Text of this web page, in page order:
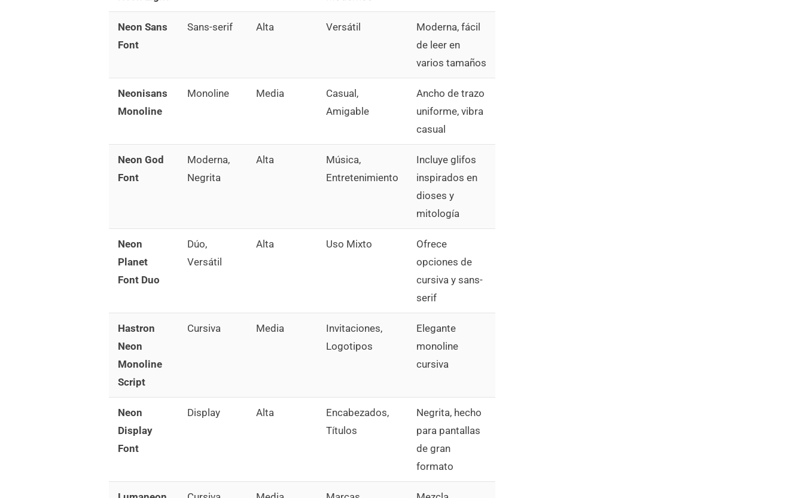
Neon Sans
Font
Sans-serif Alta Versátil
Moderna, fácil
de leer en
varios tamaños
Neonisans
Monoline
Monoline Media
Casual,
Amigable
Ancho de trazo
uniforme, vibra
casual
Neon God
Font
Moderna,
Negrita
Alta
Música,
Entretenimiento
Incluye glifos
inspirados en
dioses y
mitología
Neon
Planet
Font Duo
Dúo,
Versátil
Alta Uso Mixto
Ofrece
opciones de
cursiva y sans-
serif
Hastron
Neon
Monoline
Script
Cursiva Media
Invitaciones,
Logotipos
Elegante
monoline
cursiva
Neon
Display
Font
Display Alta
Encabezados,
Títulos
Negrita, hecho
para pantallas
de gran
formato